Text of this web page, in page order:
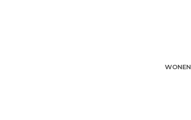
WONEN